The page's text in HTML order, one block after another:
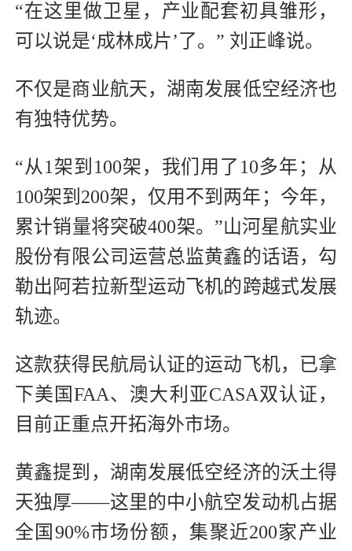
“在这里做卫星，产业配套初具雏形，
可以说是‘成林成片’了。” 刘正峰说。
不仅是商业航天，湖南发展低空经济也
有独特优势。
“从1架到100架，我们用了10多年；从
100架到200架，仅用不到两年；今年，
累计销量将突破400架。”山河星航实业
股份有限公司运营总监黄鑫的话语，勾
勒出阿若拉新型运动飞机的跨越式发展
轨迹。
这款获得民航局认证的运动飞机，已拿
下美国FAA、澳大利亚CASA双认证，
目前正重点开拓海外市场。
黄鑫提到，湖南发展低空经济的沃土得
天独厚——这里的中小航空发动机占据
全国90%市场份额，集聚近200家产业